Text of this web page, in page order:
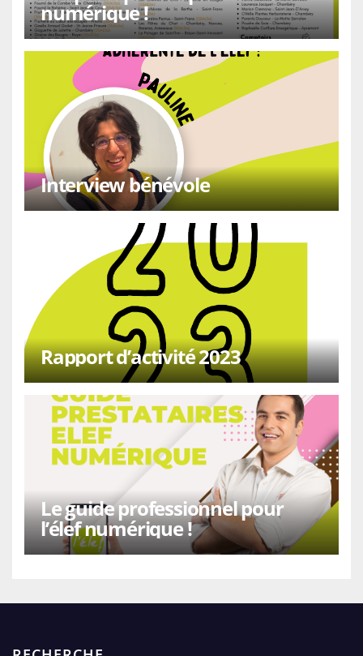
numérique !
Interview bénévole
Rapport d’activité 2023
Le guide professionnel pour
l’élef numérique !